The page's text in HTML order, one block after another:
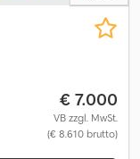
€ 7.000
VB zzgl. MwSt.
(€ 8.610 brutto)